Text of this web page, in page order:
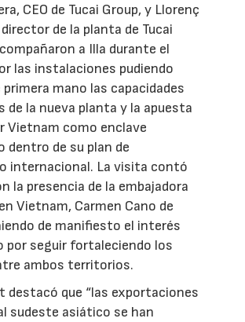
CEO de Tucai Group, y Llorenç
director de la planta de Tucai
a Illa durante el
las instalaciones pudiendo
mano las capacidades
de la nueva planta y la apuesta
Vietnam como enclave
dentro de su plan de
internacional. La visita contó
la presencia de la embajadora
Vietnam, Carmen Cano de
de manifiesto el interés
por seguir fortaleciendo los
ambos territorios.
destacó que “las exportaciones
sudeste asiático se han